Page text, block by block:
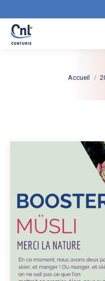
Vous êtes
Accueil